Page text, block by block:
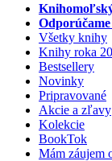
Všetky knihy
Knihy roka
Bestsellery
Novinky
Pripravované
Akcie a zľavy
Kolekcie
BookTok
Mám záujem